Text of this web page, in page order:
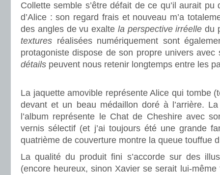
Collette semble s’être défait de ce qu’il aurait
d’Alice : son regard frais et nouveau m’a
des angles de vu exalte la perspective irréelle du
textures réalisées numériquement sont
protagoniste dispose de son propre univers
détails peuvent nous retenir longtemps entre les
La jaquette amovible représente Alice qui tombe
devant et un beau médaillon doré à l’arrière.
l’album représente le Chat de Cheshire avec
vernis sélectif (et j’ai toujours été une grande
quatrième de couverture montre la queue touffue
La qualité du produit fini s’accorde sur des
(encore heureux, sinon Xavier se serait lui-